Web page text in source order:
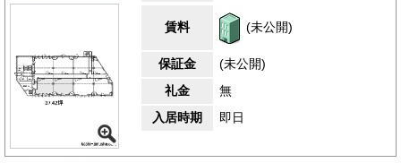
賃料 (未公開)
保証金
(未公開)
礼金
無
入居時期
即日